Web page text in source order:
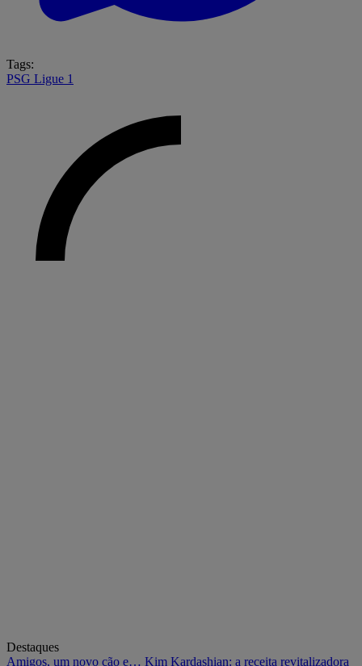
Tags:
PSG Ligue 1
Destaques
Amigos, um novo cão e… Kim Kardashian: a receita revitalizadora